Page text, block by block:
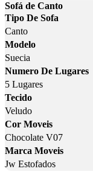
Sofá de Canto
Tipo De Sofa
Canto
Modelo
Suecia
Numero De Lugares
5 Lugares
Tecido
Veludo
Cor Moveis
Chocolate V07
Marca Moveis
Jw Estofados